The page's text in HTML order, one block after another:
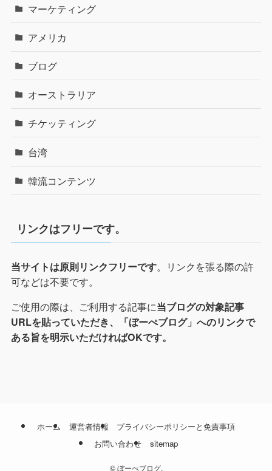
マーケティング
アメリカ
ブログ
オーストラリア
チケッティング
台湾
韓流コンテンツ
リンクはフリーです。
当サイトは原則リンクフリーです。リンクを張る際の許
可などは不要です。
ご使用の際は、ご利用する記事に当ブログの対象記事
URLを貼っていただき、「ぼーぺブログ」へのリンクで
ある旨を明示いただければOKです。
ホーム 運営者情報
プライバシーポリシーと免責事項
お問い合わせ
sitemap
©ぼーぺブログ.